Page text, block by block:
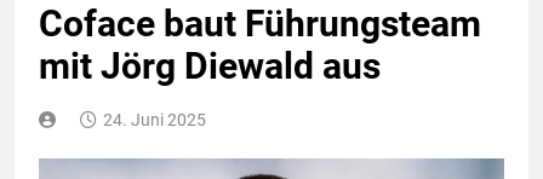
Coface baut Führungsteam
mit Jörg Diewald aus
24. Juni 2025